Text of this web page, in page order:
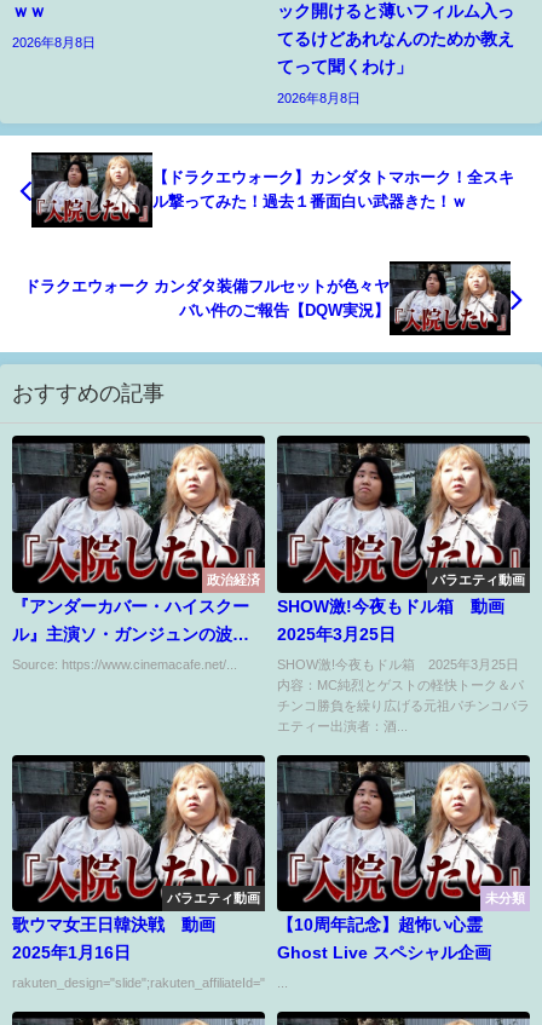
ｗｗ
2026年8月8日
ック開けると薄いフィルム入っ
てるけどあれなんのためか教え
てって聞くわけ」
2026年8月8日
【ドラクエウォーク】カンダタトマホーク！全スキ
ル撃ってみた！過去１番面白い武器きた！ｗ
ドラクエウォーク カンダタ装備フルセットが色々ヤ
バい件のご報告【DQW実況】
おすすめの記事
政治経済
『アンダーカバー・ハイスクー
ル』主演ソ・ガンジュンの波乱
万丈な高校生活が始まる!!
Source: https://www.cinemacafe.net/...
バラエティ動画
SHОW激!今夜もドル箱 動画
2025年3月25日
SHОW激!今夜もドル箱 2025年3月25日
内容：MC純烈とゲストの軽快トーク＆パ
チンコ勝負を繰り広げる元祖パチンコバラ
エティー出演者：酒...
バラエティ動画
歌ウマ女王日韓決戦 動画
2025年1月16日
rakuten_design="slide";rakuten_affiliateId="00ed0224.63...
未分類
【10周年記念】超怖い心霊
Ghost Live スペシャル企画